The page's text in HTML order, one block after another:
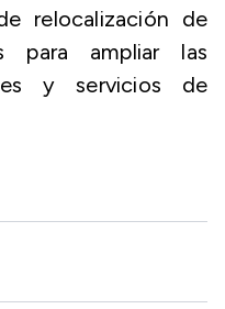
relocalización de
para ampliar las
y servicios de